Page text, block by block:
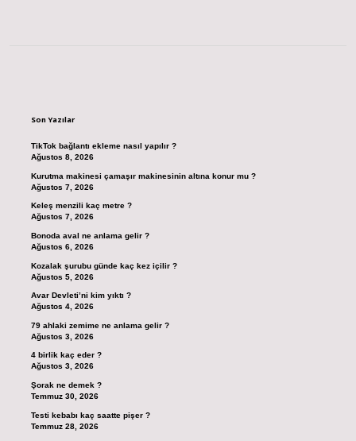
Son Yazılar
TikTok bağlantı ekleme nasıl yapılır ?
Ağustos 8, 2026
Kurutma makinesi çamaşır makinesinin altına konur mu ?
Ağustos 7, 2026
Keleş menzili kaç metre ?
Ağustos 7, 2026
Bonoda aval ne anlama gelir ?
Ağustos 6, 2026
Kozalak şurubu günde kaç kez içilir ?
Ağustos 5, 2026
Avar Devleti’ni kim yıktı ?
Ağustos 4, 2026
79 ahlaki zemime ne anlama gelir ?
Ağustos 3, 2026
4 birlik kaç eder ?
Ağustos 3, 2026
Şorak ne demek ?
Temmuz 30, 2026
Testi kebabı kaç saatte pişer ?
Temmuz 28, 2026